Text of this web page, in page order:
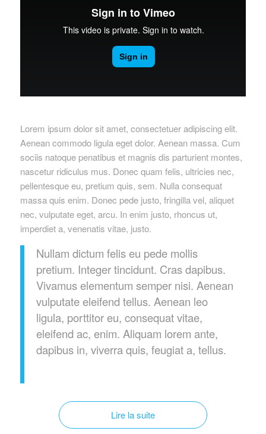
Lorem ipsum dolor sit amet, consectetuer adipiscing elit.
Aenean commodo ligula eget dolor. Aenean massa. Cum
sociis natoque penatibus et magnis dis parturient montes,
nascetur ridiculus mus. Donec quam felis, ultricies nec,
pellentesque eu, pretium quis, sem. Nulla consequat
massa quis enim. Donec pede justo, fringilla vel, aliquet
nec, vulputate eget, arcu. In enim justo, rhoncus ut,
imperdiet a, venenatis vitae, justo.
Nullam dictum felis eu pede mollis
pretium. Integer tincidunt. Cras dapibus.
Vivamus elementum semper nisi. Aenean
vulputate eleifend tellus. Aenean leo
ligula, porttitor eu, consequat vitae,
eleifend ac, enim. Aliquam lorem ante,
dapibus in, viverra quis, feugiat a, tellus.
Lire la suite